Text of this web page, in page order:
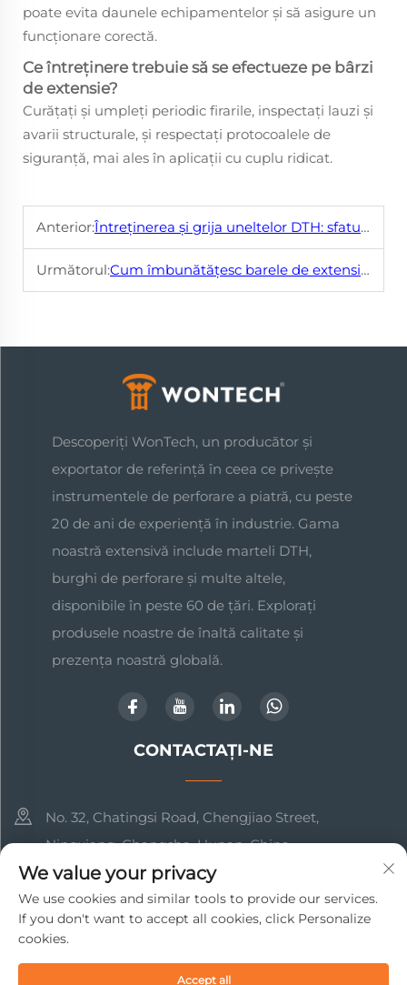
poate evita daunele echipamentelor și să asigure un
funcționare corectă.
Ce întreținere trebuie să se efectueze pe bârzi
de extensie?
Curățați și umpleți periodic firarile, inspectați lauzi și
avarii structurale, și respectați protocoalele de
siguranță, mai ales în aplicații cu cuplu ridicat.
Anterior:Întreținerea și grija uneltelor DTH: sfaturi pentru longevitate
Următorul:Cum îmbunătățesc barele de extensie eficiența perforării
Descoperiți WonTech, un producător și
exportator de referință în ceea ce privește
instrumentele de perforare a piatră, cu peste
20 de ani de experiență în industrie. Gama
noastră extensivă include marteli DTH,
burghi de perforare și multe altele,
disponibile în peste 60 de țări. Explorați
produsele noastre de înaltă calitate și
prezența noastră globală.
CONTACTAȚI-NE
No. 32, Chatingsi Road, Chengjiao Street,
Ningxiang, Changsha, Hunan, China
+86-17369211460
[email protected]
Drepturi de autor © 2025 Changsha Beto New Material
We value your privacy
We use cookies and similar tools to provide our services.
If you don't want to accept all cookies, click Personalize
cookies.
Accept all